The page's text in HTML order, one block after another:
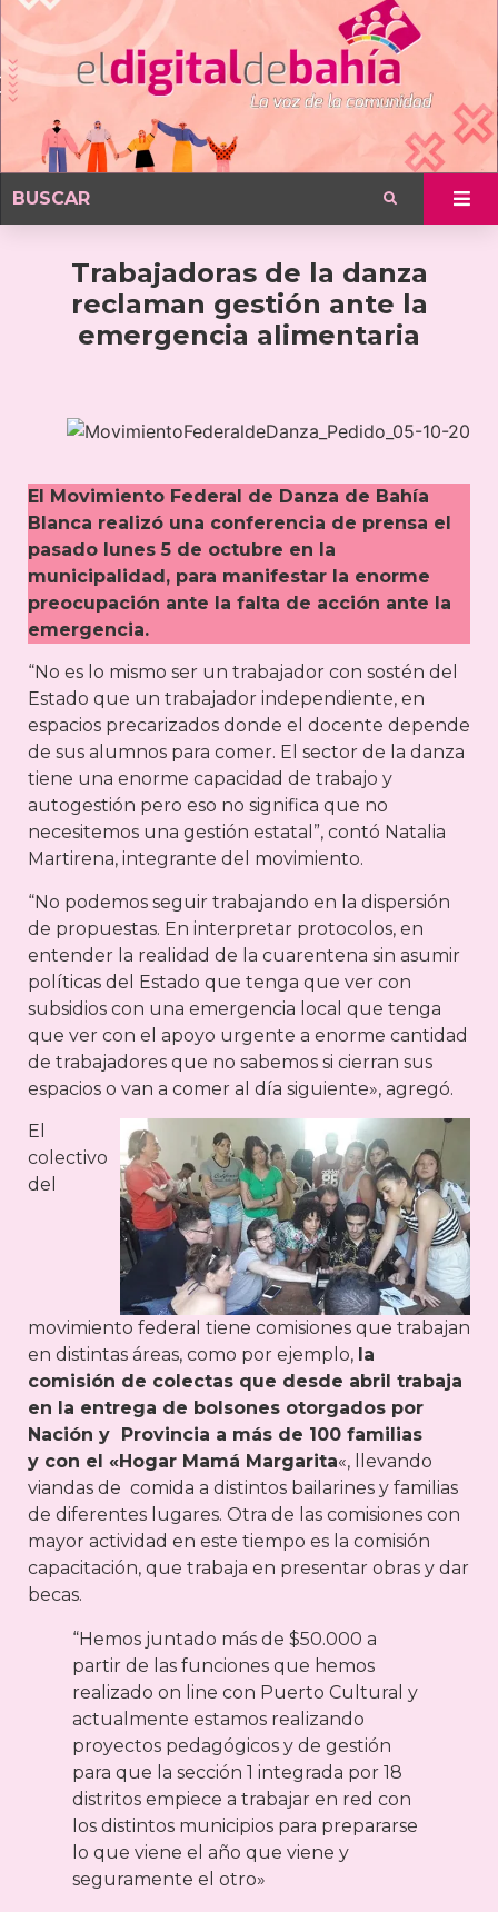
Trabajadoras de la danza
reclaman gestión ante la
emergencia alimentaria
El Movimiento Federal de Danza de Bahía
Blanca realizó una conferencia de prensa el
pasado lunes 5 de octubre en la
municipalidad, para manifestar la enorme
preocupación ante la falta de acción ante la
emergencia.
“No es lo mismo ser un trabajador con sostén del
Estado que un trabajador independiente, en
espacios precarizados donde el docente depende
de sus alumnos para comer. El sector de la danza
tiene una enorme capacidad de trabajo y
autogestión pero eso no significa que no
necesitemos una gestión estatal”, contó Natalia
Martirena, integrante del movimiento.
“No podemos seguir trabajando en la dispersión
de propuestas. En interpretar protocolos, en
entender la realidad de la cuarentena sin asumir
políticas del Estado que tenga que ver con
subsidios con una emergencia local que tenga
que ver con el apoyo urgente a enorme cantidad
de trabajadores que no sabemos si cierran sus
espacios o van a comer al día siguiente», agregó.
El
colectivo
del
movimiento federal tiene comisiones que trabajan
en distintas áreas, como por ejemplo, la
comisión de colectas que desde abril trabaja
en la entrega de bolsones otorgados por
Nación y Provincia a más de 100 familias
y con el «Hogar Mamá Margarita«, llevando
viandas de comida a distintos bailarines y familias
de diferentes lugares. Otra de las comisiones con
mayor actividad en este tiempo es la comisión
capacitación, que trabaja en presentar obras y dar
becas.
“Hemos juntado más de $50.000 a
partir de las funciones que hemos
realizado on line con Puerto Cultural y
actualmente estamos realizando
proyectos pedagógicos y de gestión
para que la sección 1 integrada por 18
distritos empiece a trabajar en red con
los distintos municipios para prepararse
lo que viene el año que viene y
seguramente el otro»